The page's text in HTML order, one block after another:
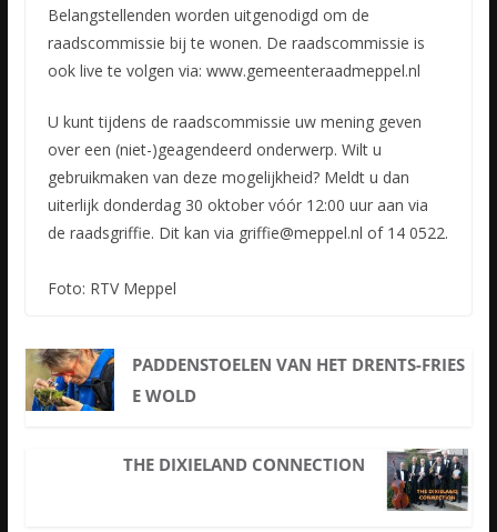
Belangstellenden worden uitgenodigd om de
raadscommissie bij te wonen. De raadscommissie is
ook live te volgen via: www.gemeenteraadmeppel.nl
U kunt tijdens de raadscommissie uw mening geven
over een (niet-)geagendeerd onderwerp. Wilt u
gebruikmaken van deze mogelijkheid? Meldt u dan
uiterlijk donderdag 30 oktober vóór 12:00 uur aan via
de raadsgriffie. Dit kan via griffie@meppel.nl of 14 0522.
Foto: RTV Meppel
PADDENSTOELEN VAN HET DRENTS-FRIES
E WOLD
THE DIXIELAND CONNECTION